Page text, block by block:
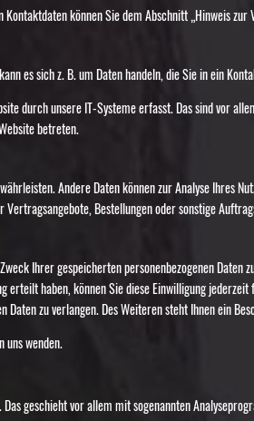
können Sie dem Abschnitt „Hinweis
es sich z. B. um Daten handeln, die Sie in ein
durch unsere IT-Systeme erfasst. Das sind vor
betreten.
Andere Daten können zur Analyse Ihres
Bestellungen oder sonstige
Ihrer gespeicherten personenbezogenen
erteilt haben, können Sie diese Einwilligung
zu verlangen. Des Weiteren steht Ihnen ein
uns wenden.
geschieht vor allem mit sogenannten